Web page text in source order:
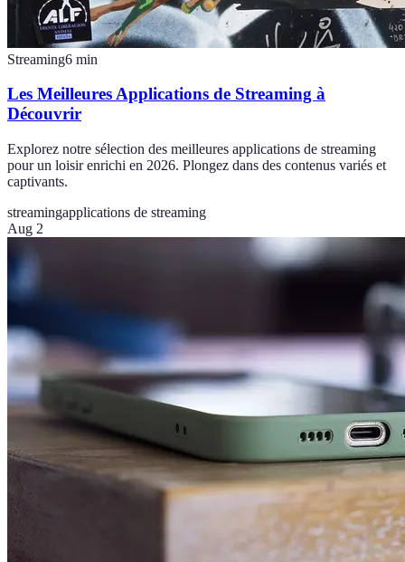
Streaming6 min
Les Meilleures Applications de Streaming à
Découvrir
Explorez notre sélection des meilleures applications de streaming
pour un loisir enrichi en 2026. Plongez dans des contenus variés et
captivants.
streamingapplications de streaming
Aug 2